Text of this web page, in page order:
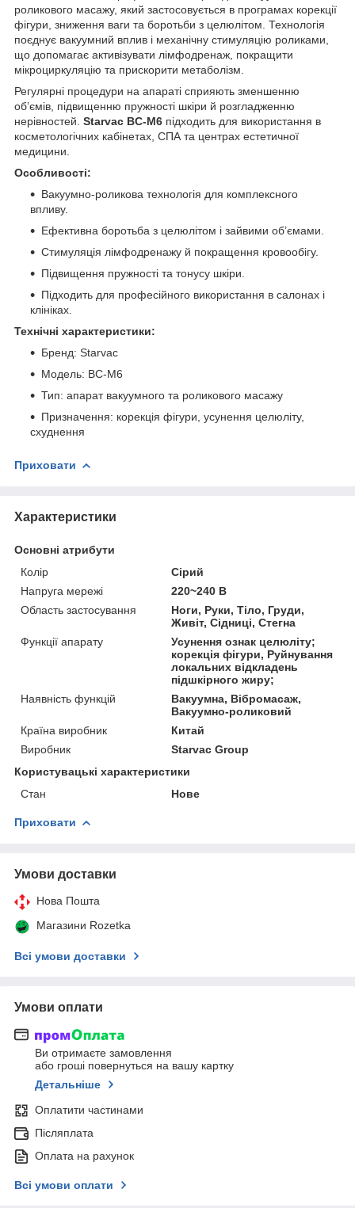
роликового масажу, який застосовується в програмах корекції
фігури, зниження ваги та боротьби з целюлітом. Технологія
поєднує вакуумний вплив і механічну стимуляцію роликами,
що допомагає активізувати лімфодренаж, покращити
мікроциркуляцію та прискорити метаболізм.
Регулярні процедури на апараті сприяють зменшенню
об’ємів, підвищенню пружності шкіри й розгладженню
нерівностей. Starvac BC-M6 підходить для використання в
косметологічних кабінетах, СПА та центрах естетичної
медицини.
Особливості:
Вакуумно-роликова технологія для комплексного
впливу.
Ефективна боротьба з целюлітом і зайвими об’ємами.
Стимуляція лімфодренажу й покращення кровообігу.
Підвищення пружності та тонусу шкіри.
Підходить для професійного використання в салонах і
клініках.
Технічні характеристики:
Бренд: Starvac
Модель: BC-M6
Тип: апарат вакуумного та роликового масажу
Призначення: корекція фігури, усунення целюліту,
схуднення
Приховати
Характеристики
Основні атрибути
Колір
Сірий
Напруга мережі
220~240 В
Область застосування
Ноги, Руки, Тіло, Груди,
Живіт, Сідниці, Стегна
Функції апарату
Усунення ознак целюліту;
корекція фігури, Руйнування
локальних відкладень
підшкірного жиру;
Наявність функцій
Вакуумна, Вібромасаж,
Вакуумно-роликовий
Країна виробник
Китай
Виробник
Starvac Group
Користувацькі характеристики
Стан
Нове
Приховати
Умови доставки
Нова Пошта
Магазини Rozetka
Всі умови доставки
Умови оплати
Ви отримаєте замовлення
або гроші повернуться на вашу картку
Детальніше
Оплатити частинами
Післяплата
Оплата на рахунок
Всі умови оплати